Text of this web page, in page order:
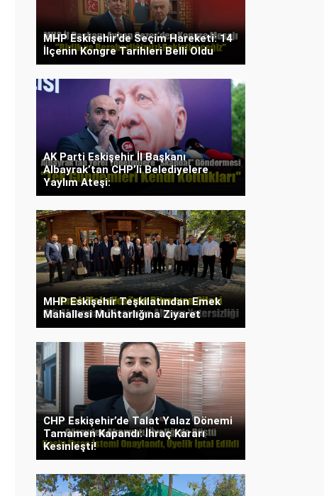
MHP Eskişehir’de Seçim Hareketi: 14
İlçenin Kongre Tarihleri Belli Oldu
AK Parti Eskişehir İl Başkanı
Albayrak’tan CHP’li Belediyelere
Yaylım Ateşi:
MHP Eskişehir Teşkilatından Emek
Mahallesi Muhtarlığına Ziyaret
CHP Eskişehir’de Talat Yalaz Dönemi
Tamamen Kapandı: İhraç Kararı
Kesinleşti!